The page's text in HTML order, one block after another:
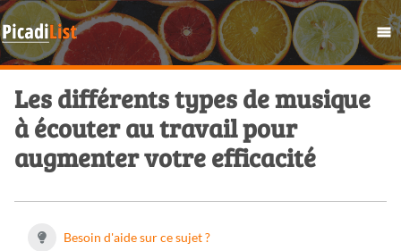
Les différents types de musique
à écouter au travail pour
augmenter votre efficacité
Besoin d'aide sur ce sujet ?